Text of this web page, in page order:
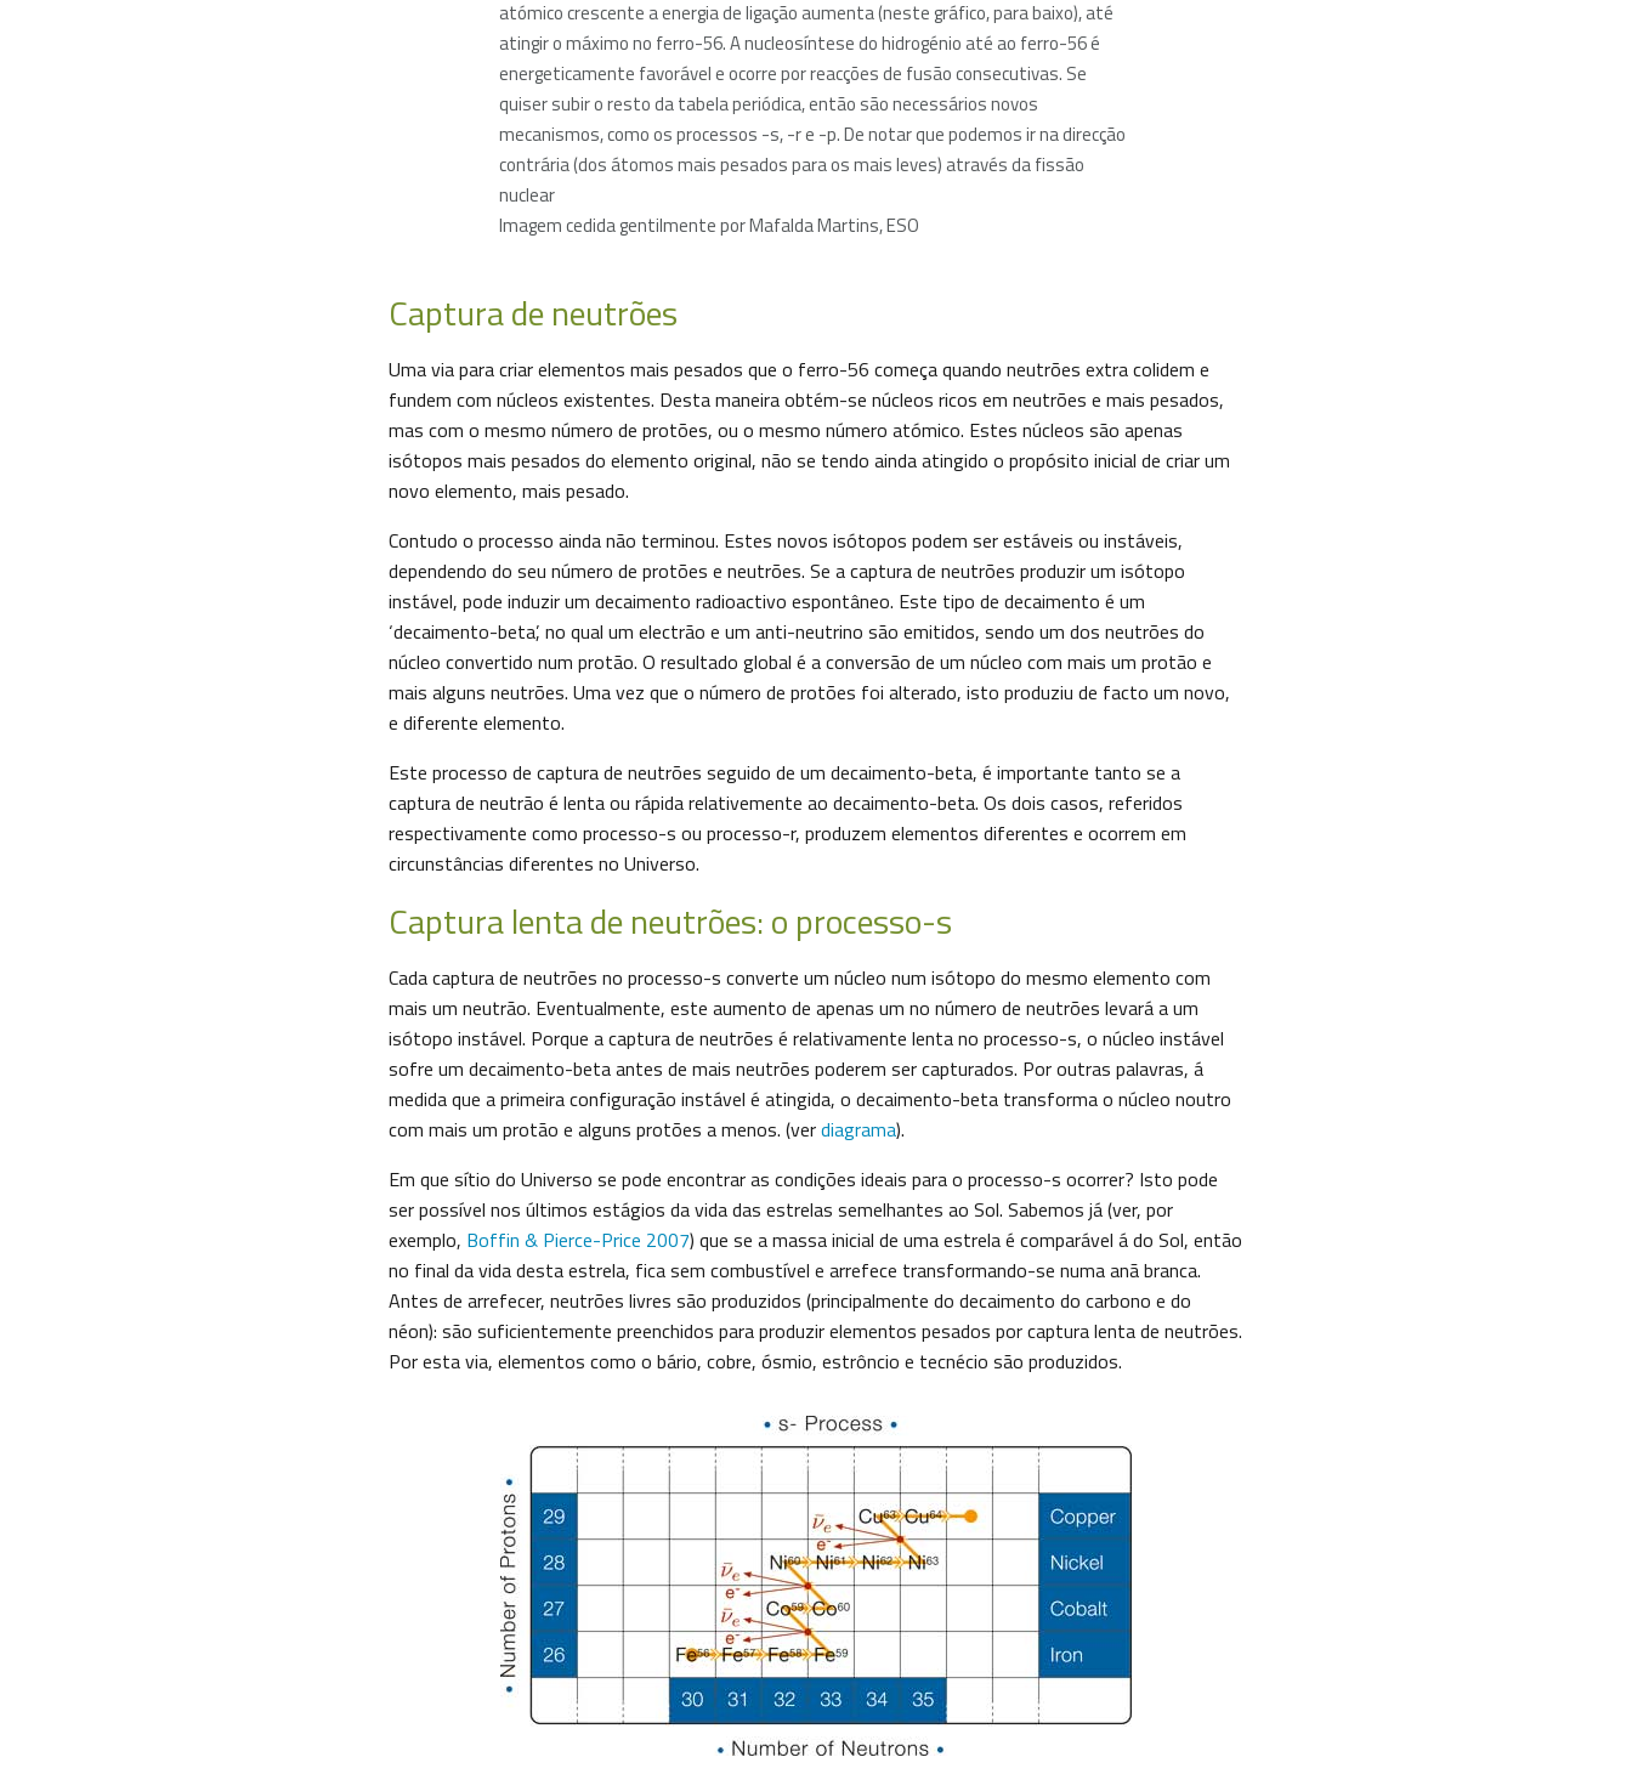
atómico crescente a energia de ligação aumenta (neste gráfico, para baixo), até
atingir o máximo no ferro-56. A nucleosíntese do hidrogénio até ao ferro-56 é
energeticamente favorável e ocorre por reacções de fusão consecutivas. Se
quiser subir o resto da tabela periódica, então são necessários novos
mecanismos, como os processos -s, -r e -p. De notar que podemos ir na direcção
contrária (dos átomos mais pesados para os mais leves) através da fissão
nuclear
Imagem cedida gentilmente por Mafalda Martins, ESO
Captura de neutrões
Uma via para criar elementos mais pesados que o ferro-56 começa quando neutrões extra colidem e
fundem com núcleos existentes. Desta maneira obtém-se núcleos ricos em neutrões e mais pesados,
mas com o mesmo número de protões, ou o mesmo número atómico. Estes núcleos são apenas
isótopos mais pesados do elemento original, não se tendo ainda atingido o propósito inicial de criar um
novo elemento, mais pesado.
Contudo o processo ainda não terminou. Estes novos isótopos podem ser estáveis ou instáveis,
dependendo do seu número de protões e neutrões. Se a captura de neutrões produzir um isótopo
instável, pode induzir um decaimento radioactivo espontâneo. Este tipo de decaimento é um
‘decaimento-beta’, no qual um electrão e um anti-neutrino são emitidos, sendo um dos neutrões do
núcleo convertido num protão. O resultado global é a conversão de um núcleo com mais um protão e
mais alguns neutrões. Uma vez que o número de protões foi alterado, isto produziu de facto um novo,
e diferente elemento.
Este processo de captura de neutrões seguido de um decaimento-beta, é importante tanto se a
captura de neutrão é lenta ou rápida relativemente ao decaimento-beta. Os dois casos, referidos
respectivamente como processo-s ou processo-r, produzem elementos diferentes e ocorrem em
circunstâncias diferentes no Universo.
Captura lenta de neutrões: o processo-s
Cada captura de neutrões no processo-s converte um núcleo num isótopo do mesmo elemento com
mais um neutrão. Eventualmente, este aumento de apenas um no número de neutrões levará a um
isótopo instável. Porque a captura de neutrões é relativamente lenta no processo-s, o núcleo instável
sofre um decaimento-beta antes de mais neutrões poderem ser capturados. Por outras palavras, á
medida que a primeira configuração instável é atingida, o decaimento-beta transforma o núcleo noutro
com mais um protão e alguns protões a menos. (verdiagrama).
Em que sítio do Universo se pode encontrar as condições ideais para o processo-s ocorrer? Isto pode
ser possível nos últimos estágios da vida das estrelas semelhantes ao Sol. Sabemos já (ver, por
exemplo, Boffin & Pierce-Price 2007) que se a massa inicial de uma estrela é comparável á do Sol, então
no final da vida desta estrela, fica sem combustível e arrefece transformando-se numa anã branca.
Antes de arrefecer, neutrões livres são produzidos (principalmente do decaimento do carbono e do
néon): são suficientemente preenchidos para produzir elementos pesados por captura lenta de neutrões.
Por esta via, elementos como o bário, cobre, ósmio, estrôncio e tecnécio são produzidos.